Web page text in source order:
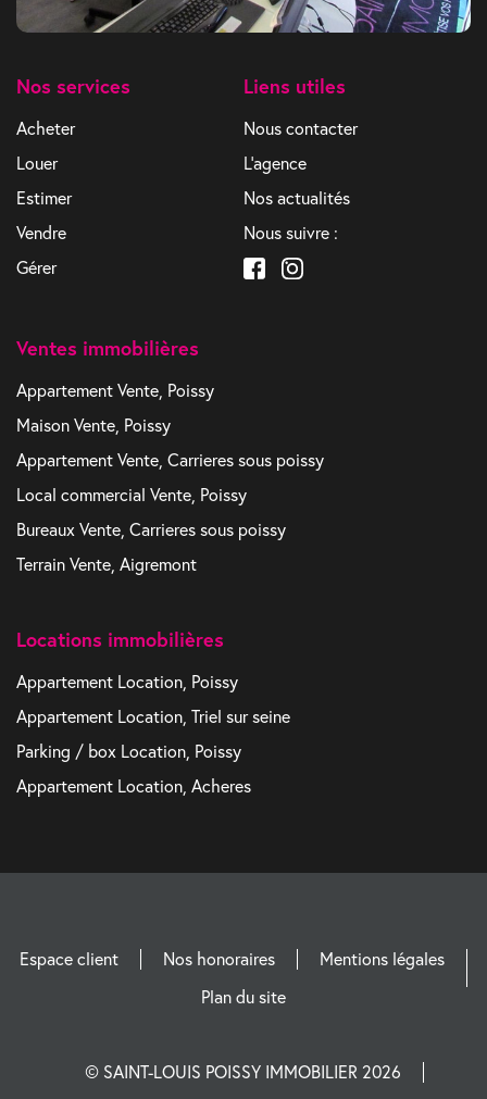
Nos services
Acheter
Louer
Estimer
Vendre
Gérer
Liens utiles
Nous contacter
L'agence
Nos actualités
Nous suivre :
Ventes immobilières
Appartement Vente, Poissy
Maison Vente, Poissy
Appartement Vente, Carrieres sous poissy
Local commercial Vente, Poissy
Bureaux Vente, Carrieres sous poissy
Terrain Vente, Aigremont
Locations immobilières
Appartement Location, Poissy
Appartement Location, Triel sur seine
Parking / box Location, Poissy
Appartement Location, Acheres
Espace client Nos honoraires
Mentions légales
Plan du site
© SAINT-LOUIS POISSY IMMOBILIER 2026